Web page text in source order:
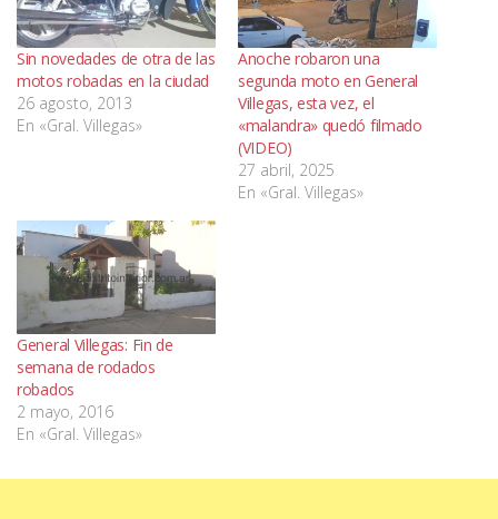
Sin novedades de otra de las
motos robadas en la ciudad
26 agosto, 2013
En «Gral. Villegas»
Anoche robaron una
segunda moto en General
Villegas, esta vez, el
«malandra» quedó filmado
(VIDEO)
27 abril, 2025
En «Gral. Villegas»
General Villegas: Fin de
semana de rodados
robados
2 mayo, 2016
En «Gral. Villegas»